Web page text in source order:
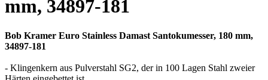
mm, 34897-181
Bob Kramer Euro Stainless Damast Santokumesser, 180 mm,
34897-181
- Klingenkern aus Pulverstahl SG2, der in 100 Lagen Stahl zweier